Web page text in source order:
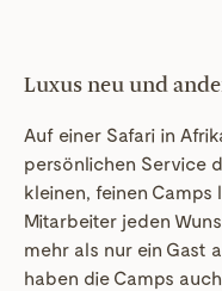
Luxus neu und
Auf einer Safari in
persönlichen Service
kleinen, feinen Camps
Mitarbeiter jeden
mehr als nur ein Gast
haben die Camps